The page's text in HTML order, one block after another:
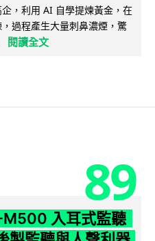
，利用 AI 自學提煉黃金，在
過程產生大量刺鼻濃煙，驚
閱讀全文
89
M500 入耳式監聽